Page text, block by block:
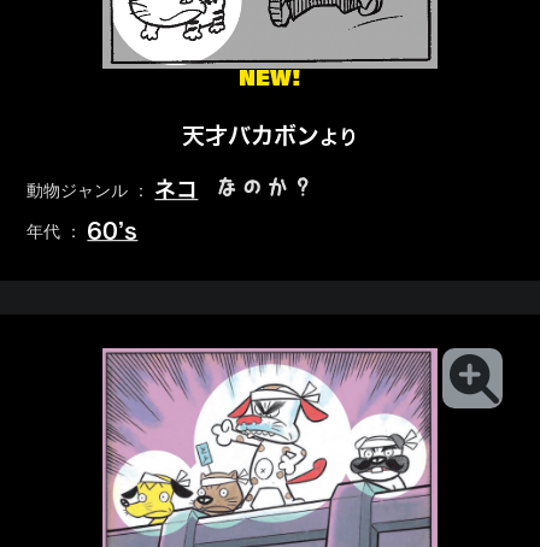
NEW!
天才バカボンより
動物ジャンル ： ネコ なのか？
年代 ： 60’s